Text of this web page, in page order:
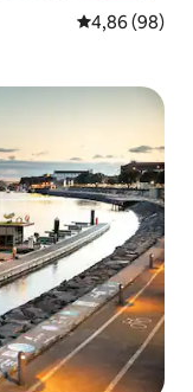
Gemiddelde
4,86 (98)